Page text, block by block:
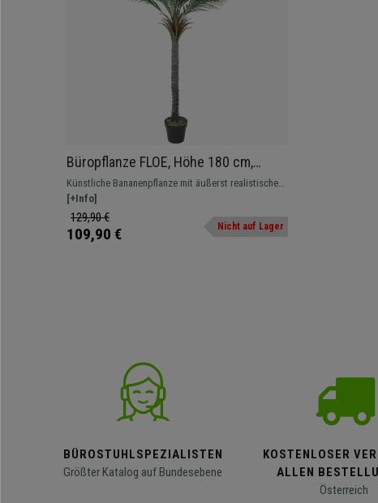
Büropflanze FLOE, Höhe 180 cm,
künstliche Palme inklusive Topf
Künstliche Bananenpflanze mit äußerst realistischer
Optik, 180 cm hoch, ideal für das Büro.
[+Info]
129,90 €
109,90 € Nicht auf Lager
BÜROSTUHLSPEZIALISTEN
Größter Katalog auf Bundesebene
KOSTENLOSER
ALLEN
Österreich